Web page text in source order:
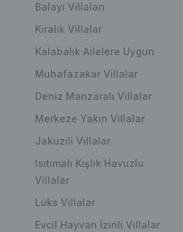
Balayı Villaları
Kiralık Villalar
Kalabalık Ailelere Uygun
Muhafazakar Villalar
Deniz Manzaralı Villalar
Merkeze Yakın Villalar
Jakuzili Villalar
Isıtımalı Kışlık Havuzlu
Villalar
Lüks Villalar
Evcil Hayvan İzinli Villalar